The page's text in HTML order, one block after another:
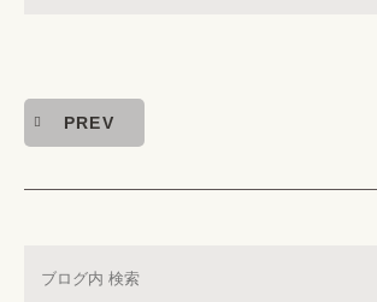
PREV